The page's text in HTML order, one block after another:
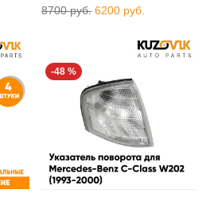
8700 руб. 6200 руб.
-48 %